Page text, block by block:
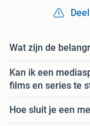
Wat zijn de
Kan ik een
films en series te
Hoe sluit je een